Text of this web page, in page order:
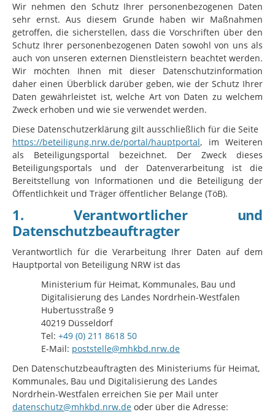
Wir nehmen den Schutz Ihrer personenbezogenen Daten
sehr ernst. Aus diesem Grunde haben wir Maßnahmen
getroffen, die sicherstellen, dass die Vorschriften über den
Schutz Ihrer personenbezogenen Daten sowohl von uns als
auch von unseren externen Dienstleistern beachtet werden.
Wir möchten Ihnen mit dieser Datenschutzinformation
daher einen Überblick darüber geben, wie der Schutz Ihrer
Daten gewährleistet ist, welche Art von Daten zu welchem
Zweck erhoben und wie sie verwendet werden.
Diese Datenschutzerklärung gilt ausschließlich für die Seite
https://beteiligung.nrw.de/portal/hauptportal, im Weiteren
als Beteiligungsportal bezeichnet. Der Zweck dieses
Beteiligungsportals und der Datenverarbeitung ist die
Bereitstellung von Informationen und die Beteiligung der
Öffentlichkeit und Träger öffentlicher Belange (TöB).
1. Verantwortlicher und
Datenschutzbeauftragter
Verantwortlich für die Verarbeitung Ihrer Daten auf dem
Hauptportal von Beteiligung NRW ist das
Ministerium für Heimat, Kommunales, Bau und
Digitalisierung des Landes Nordrhein-Westfalen
Hubertusstraße 9
40219 Düsseldorf
Tel: +49 (0) 211 8618 50
E-Mail: poststelle@mhkbd.nrw.de
Den Datenschutzbeauftragten des Ministeriums für Heimat,
Kommunales, Bau und Digitalisierung des Landes
Nordrhein-Westfalen erreichen Sie per Mail unter
datenschutz@mhkbd.nrw.de oder über die Adresse: